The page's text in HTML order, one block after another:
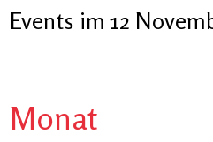
Events im 12
Monat